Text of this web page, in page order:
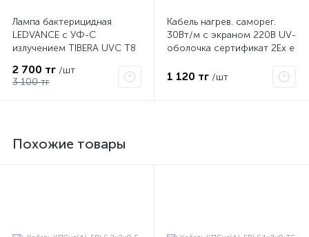
Лампа бактерицидная
LEDVANCE с УФ-С
излучением TIBERA UVC T8
2 700 тг /шт
3 100 тг
Кабель нагрев. саморег.
30Вт/м с экраном 220В UV-
оболочка сертификат 2Ex e
PHC-30
1 120 тг /шт
Похожие товары